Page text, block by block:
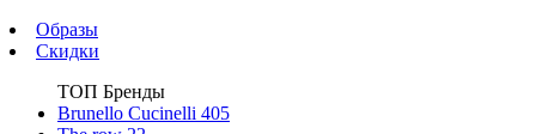
Образы
Скидки
ТОП Бренды
Brunello Cucinelli 405